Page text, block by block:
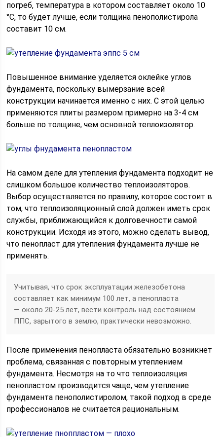
погреб, температура в котором составляет около 10
°С, то будет лучше, если толщина пенополистирола
составит 10 см.
Повышенное внимание уделяется оклейке углов
фундамента, поскольку вымерзание всей
конструкции начинается именно с них. С этой целью
применяются плиты размером примерно на 3-4 см
больше по толщине, чем основной теплоизолятор.
На самом деле для утепления фундамента подходит не
слишком большое количество теплоизоляторов.
Выбор осуществляется по правилу, которое состоит в
том, что теплоизоляционный слой должен иметь срок
службы, приближающийся к долговечности самой
конструкции. Исходя из этого, можно сделать вывод,
что пенопласт для утепления фундамента лучше не
применять.
Учитывая, что срок эксплуатации железобетона
составляет как минимум 100 лет, а пенопласта
— около 20-25 лет, вести контроль над состоянием
ППС, зарытого в землю, практически невозможно.
После применения пенопласта обязательно возникнет
проблема, связанная с повторным утеплением
фундамента. Несмотря на то что теплоизоляция
пенопластом производится чаще, чем утепление
фундамента пенополистиролом, такой подход в среде
профессионалов не считается рациональным.